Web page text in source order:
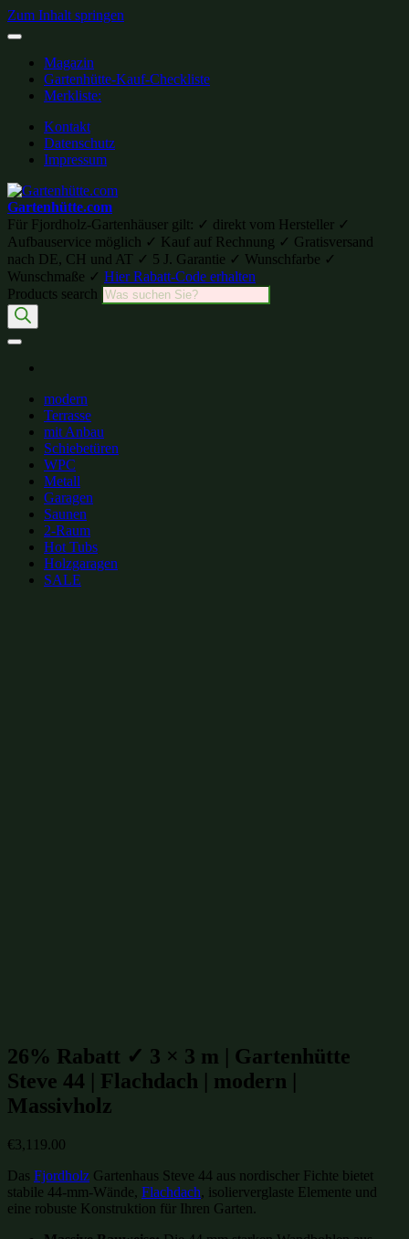
Zum Inhalt springen
Magazin
Gartenhütte-Kauf-Checkliste
Merkliste:
Kontakt
Datenschutz
Impressum
Gartenhütte.com
Für Fjordholz-Gartenhäuser gilt: ✓ direkt vom Hersteller ✓
Aufbauservice möglich ✓ Kauf auf Rechnung ✓ Gratisversand
nach DE, CH und AT ✓ 5 J. Garantie ✓ Wunschfarbe ✓
Wunschmaße ✓ Hier Rabatt-Code erhalten
Products search
modern
Terrasse
mit Anbau
Schiebetüren
WPC
Metall
Garagen
Saunen
2-Raum
Hot Tubs
Holzgaragen
SALE
26% Rabatt ✓ 3 × 3 m | Gartenhütte
Steve 44 | Flachdach | modern |
Massivholz
€3,119.00
Das Fjordholz Gartenhaus Steve 44 aus nordischer Fichte bietet
stabile 44-mm-Wände, Flachdach, isolierverglaste Elemente und
eine robuste Konstruktion für Ihren Garten.